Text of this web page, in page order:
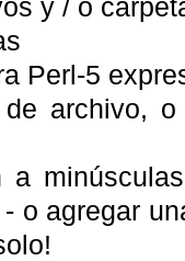
y / o
Perl-5
de archivo,
a
o agregar